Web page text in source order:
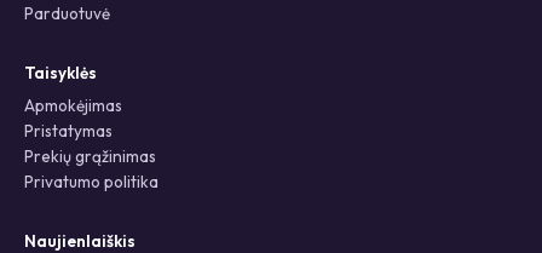
Parduotuvė
Taisyklės
Apmokėjimas
Pristatymas
Prekių grąžinimas
Privatumo politika
Naujienlaiškis